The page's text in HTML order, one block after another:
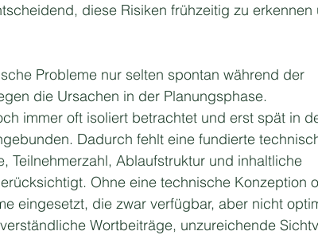
diese Risiken frühzeitig zu
Probleme nur selten spontan während der
die Ursachen in der Planungsphase.
immer oft isoliert betrachtet und erst spät in
Dadurch fehlt eine fundierte
Teilnehmerzahl, Ablaufstruktur und inhaltliche
Ohne eine technische Konzeption
eingesetzt, die zwar verfügbar, aber nicht
Wortbeiträge, unzureichende